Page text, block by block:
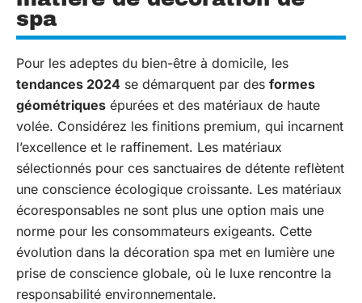
spa
Pour les adeptes du bien-être à domicile, les
tendances 2024 se démarquent par des formes
géométriques épurées et des matériaux de haute
volée. Considérez les finitions premium, qui incarnent
l’excellence et le raffinement. Les matériaux
sélectionnés pour ces sanctuaires de détente reflètent
une conscience écologique croissante. Les matériaux
écoresponsables ne sont plus une option mais une
norme pour les consommateurs exigeants. Cette
évolution dans la décoration spa met en lumière une
prise de conscience globale, où le luxe rencontre la
responsabilité environnementale.